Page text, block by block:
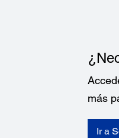
más
Ir a